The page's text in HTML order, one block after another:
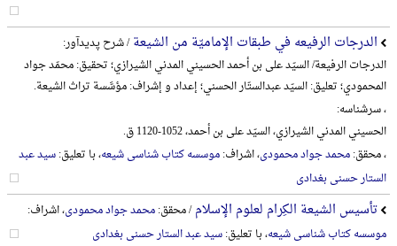
الدرجات الرفیعه في طبقات الإمامیّة من الشیعة/ شرح پدیدآور:
الدرجات الرفیعة/ السیّد علی بن أحمد الحسیني المدني الشیرازي؛ تحقیق: محمّد جواد
المحمودي؛ تعلیق: السیّد عبدالستّار الحسني؛ إعداد و إشراف: مؤسَّسة تراث الشیعة.
، سرشناسه:
الحسیني المدني الشیرازي، السیّد علی بن أحمد، 1052-1120 ق.
، محقق:محمد جواد محمودی، اشراف:موسسه کتاب شناسی شیعه، با تعلیق:سید عبد
الستار حسنی بغدادی
تأسیس الشیعة الکِرام لعلوم الإسلام/ محقق:محمد جواد محمودی، اشراف:
موسسه کتاب شناسی شیعه، با تعلیق:سید عبد الستار حسنی بغدادی